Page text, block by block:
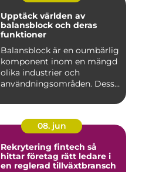
Upptäck världen av
balansblock och deras
funktioner
Balansblock är en oumbärlig
komponent inom en mängd
olika industrier och
användningsområden. Dessa
08. jun
Rekrytering fintech så
hittar företag rätt ledare i
en reglerad tillväxtbransch